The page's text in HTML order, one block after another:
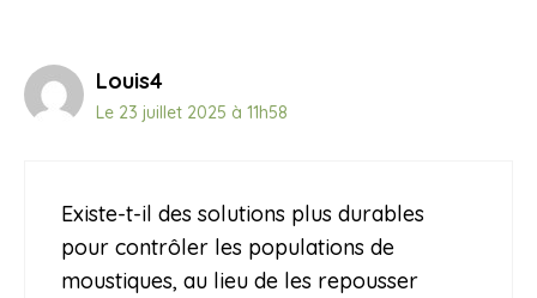
Louis4
Le 23 juillet 2025 à 11h58
Existe-t-il des solutions plus durables
pour contrôler les populations de
moustiques, au lieu de les repousser